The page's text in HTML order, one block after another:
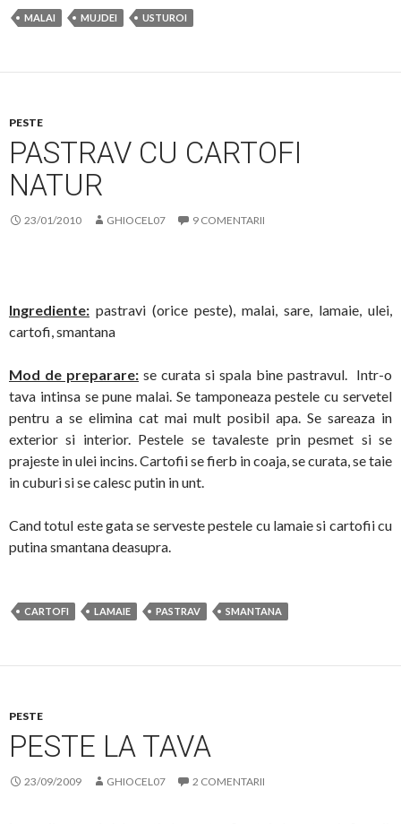
MALAI MUJDEI USTUROI
PESTE
PASTRAV CU CARTOFI
NATUR
23/01/2010 GHIOCEL07 9 COMENTARII
Ingrediente: pastravi (orice peste), malai, sare, lamaie, ulei,
cartofi, smantana
Mod de preparare: se curata si spala bine pastravul. Intr-o
tava intinsa se pune malai. Se tamponeaza pestele cu servetel
pentru a se elimina cat mai mult posibil apa. Se sareaza in
exterior si interior. Pestele se tavaleste prin pesmet si se
prajeste in ulei incins. Cartofii se fierb in coaja, se curata, se taie
in cuburi si se calesc putin in unt.
Cand totul este gata se serveste pestele cu lamaie si cartofii cu
putina smantana deasupra.
CARTOFI LAMAIE PASTRAV SMANTANA
PESTE
PESTE LA TAVA
23/09/2009 GHIOCEL07 2 COMENTARII